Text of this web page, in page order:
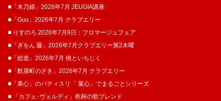
■「木乃婦」2026年7月 JEUGIA講座
■「Guu」2026年7月 クラブエリー
■ りすのろ 2026年7月9日：フロマージュフェア
■「ぎをん 藤」2026年7月クラブエリー第2木曜
■「総造」2026年7月 桃といちじく
■「麩屋町のざき」2026年7月 クラブエリー
■「果心」のパティスリ「 菓​心」でまるごとシリーズ
■ 「カフェ･ヴェルディ」乾杯の歌ブレンド